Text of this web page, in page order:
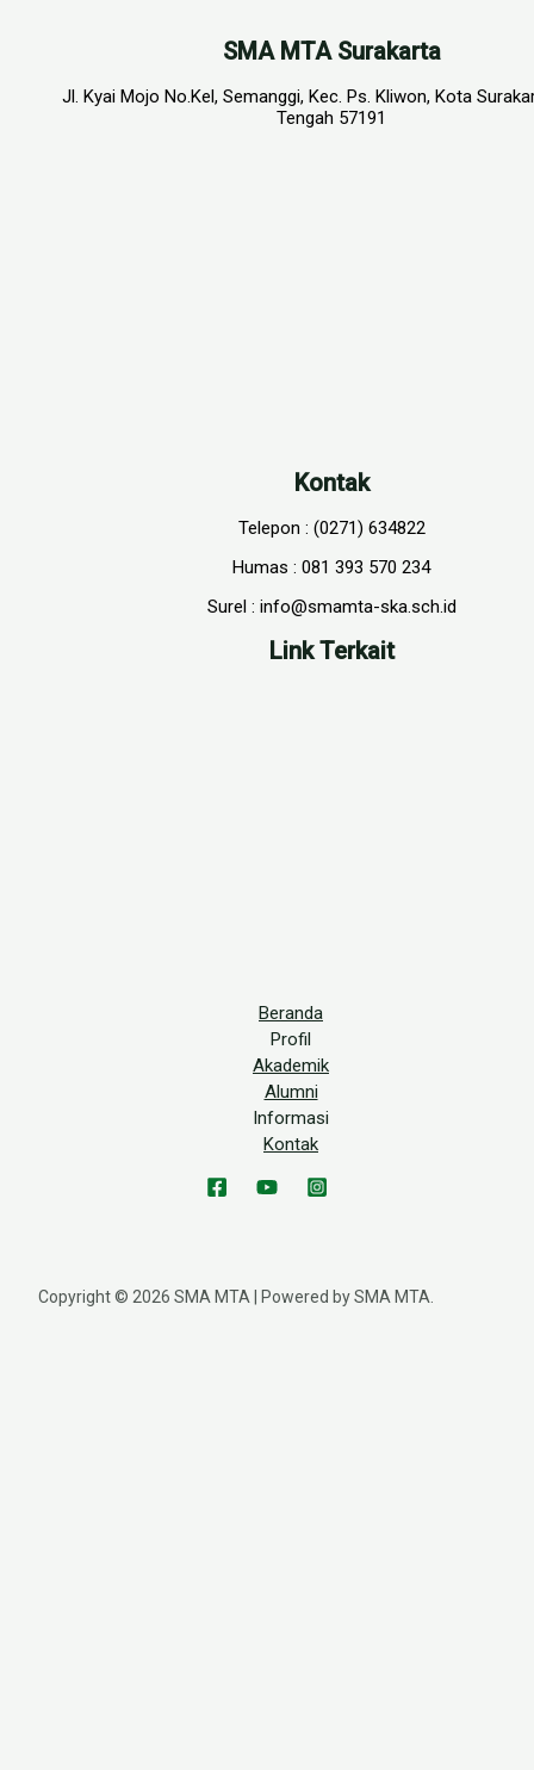
SMA MTA Surakarta
Jl. Kyai Mojo No.Kel, Semanggi, Kec. Ps. Kliwon, Kota
Tengah 57191
Kontak
Telepon : (0271) 634822
Humas : 081 393 570 234
Surel : info@smamta-ska.sch.id
Link Terkait
Beranda
Profil
Akademik
Alumni
Informasi
Kontak
Copyright © 2026 SMA MTA | Powered by SMA MTA.